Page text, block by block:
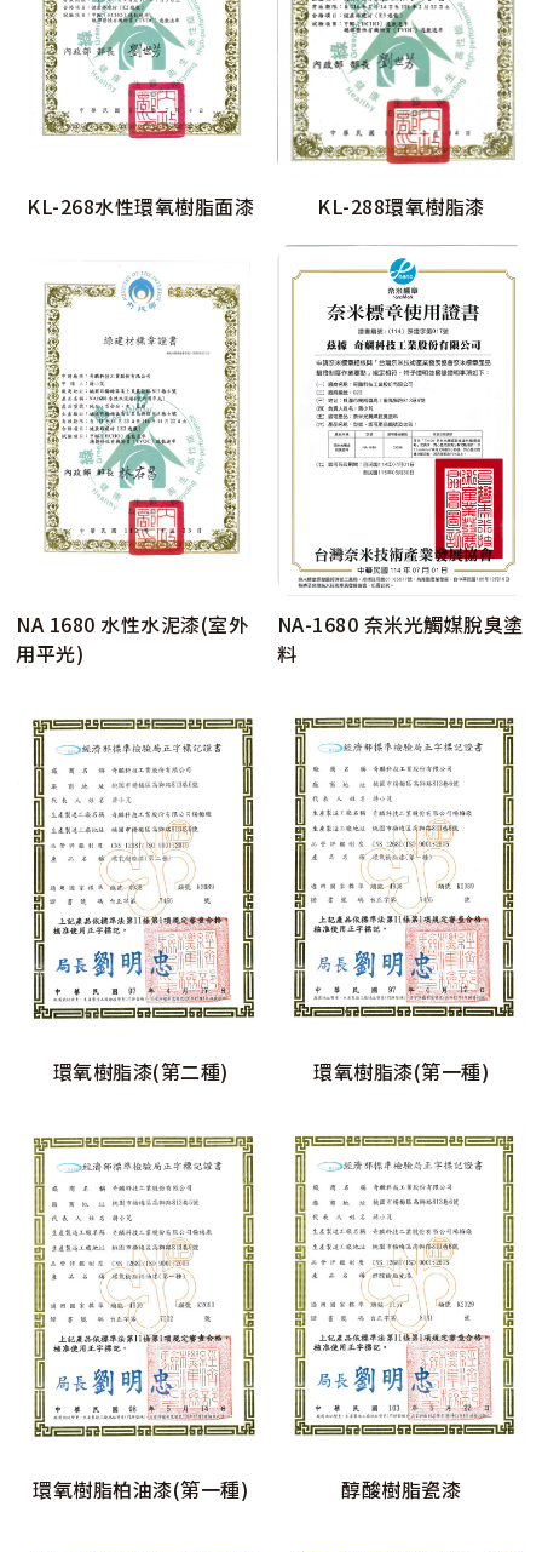
KL-268水性環氧樹脂面漆 KL-288環氧樹脂漆
NA 1680 水性水泥漆(室外
用平光)
NA-1680 奈米光觸媒脫臭塗
料
環氧樹脂漆(第二種) 環氧樹脂漆(第一種)
環氧樹脂柏油漆(第一種) 醇酸樹脂瓷漆